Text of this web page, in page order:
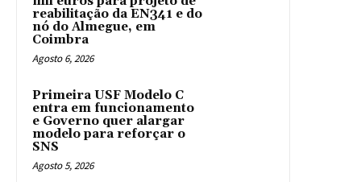
reabilitação da EN341 e do
nó do Almegue, em
Coimbra
Agosto 6, 2026
Primeira USF Modelo C
entra em funcionamento
e Governo quer alargar
modelo para reforçar o
SNS
Agosto 5, 2026